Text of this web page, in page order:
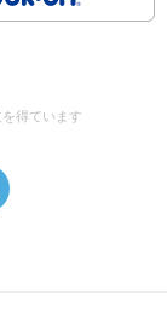
得ています